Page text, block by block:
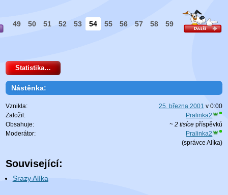
49 50 51 52 53 54 55 56 57 58 59
Statistika…
Nástěnka:
Vznikla: 25. března 2001 v 0:00
Založil:
Pralinka2
Obsahuje:
~ 2 tisícepříspěvků
Moderátor:
Pralinka2
(správce Alíka)
Související:
Srazy Alíka